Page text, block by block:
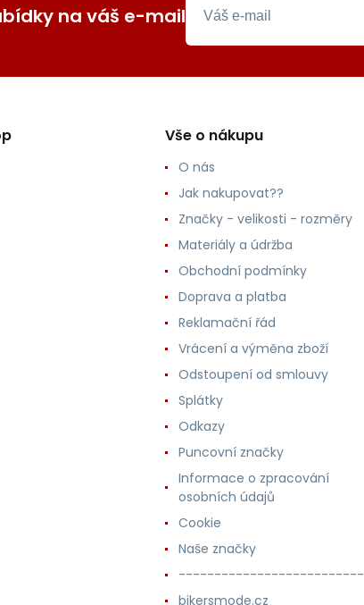
na váš e-mail
Vše o nákupu
O nás
Jak nakupovat??
Značky - velikosti - rozměry
Materiály a údržba
Obchodní podmínky
Doprava a platba
Reklamační řád
Vrácení a výměna zboží
Odstoupení od smlouvy
Splátky
Odkazy
Puncovní značky
Informace o zpracování
osobních údajů
Cookie
Naše značky
--------------------------
bikersmode.cz